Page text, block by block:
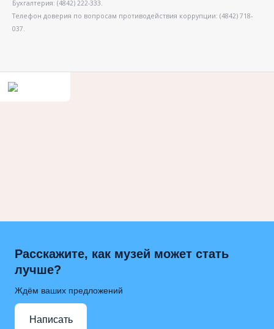
Бухгалтерия: (4842) 222-333.
Телефон доверия по вопросам противодействия коррупции: (4842) 718-
037.
Расскажите, как музей может стать
лучше?
Ждём ваших предложений
Написать